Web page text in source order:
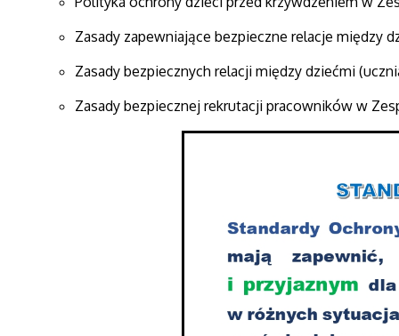
Zasady zapewniające bezpieczne relacje między
Zasady bezpiecznych relacji między dziećmi
Zasady bezpiecznej rekrutacji pracowników w